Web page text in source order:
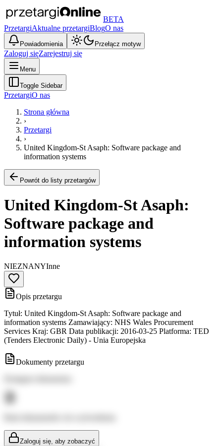
BETA
PrzetargiAktualne przetargiBlogO nas
Powiadomienia Przełącz motyw
Zaloguj sięZarejestruj się
Menu
Toggle Sidebar
PrzetargiO nas
Strona główna
›
Przetargi
›
United Kingdom-St Asaph: Software package and
information systems
Powrót do listy przetargów
United Kingdom-St Asaph:
Software package and
information systems
NIEZNANYInne
Opis przetargu
Tytuł: United Kingdom-St Asaph: Software package and
information systems Zamawiający: NHS Wales Procurement
Services Kraj: GBR Data publikacji: 2016-03-25 Platforma: TED
(Tenders Electronic Daily) - Unia Europejska
Dokumenty przetargu
Zaloguj się, aby zobaczyć